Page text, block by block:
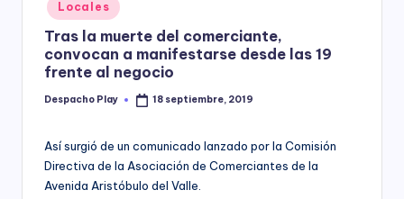
y
in
Locales
Tras la muerte del comerciante,
convocan a manifestarse desde las 19
frente al negocio
Posted
Despacho Play 18 septiembre, 2019
Así surgió de un comunicado lanzado por la Comisión
Directiva de la Asociación de Comerciantes de la
Avenida Aristóbulo del Valle.